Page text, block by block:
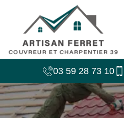
03 59 28 73 10